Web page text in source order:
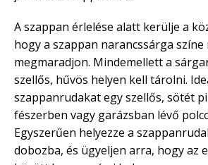
A szappan érlelése alatt kerülje a
hogy a szappan narancssárga
megmaradjon. Mindemellett a
szellős, hűvös helyen kell tárolni.
szappanrudakat egy szellős, sötét
fészerben vagy garázsban lévő
Egyszerűen helyezze a
dobozba, és ügyeljen arra, hogy az